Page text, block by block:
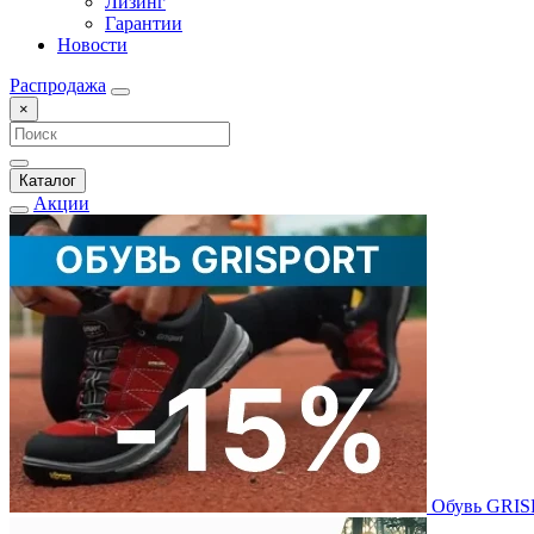
Гарантии
Новости
Распродажа
×
Каталог
Акции
Обувь